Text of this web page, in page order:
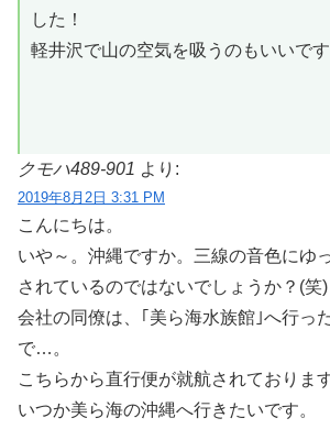
した！
軽井沢で山の空気を吸うのもいいです
クモハ489-901 より:
2019年8月2日 3:31 PM
こんにちは。
いや～。沖縄ですか。三線の音色にゆ
されているのではないでしょうか？(笑)
会社の同僚は、｢美ら海水族館｣へ行っ
で…。
こちらから直行便が就航されておりま
いつか美ら海の沖縄へ行きたいです。